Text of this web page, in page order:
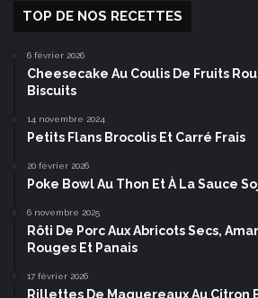
TOP DE NOS RECETTES
6 février 2026
Cheesecake Au Coulis De Fruits
Biscuits
14 novembre 2024
Petits Flans Brocolis Et Carré Frais
20 février 2026
Poke Bowl Au Thon Et À La Sauce
6 novembre 2025
Rôti De Porc Aux Abricots Secs,
Rouges Et Panais
17 février 2026
Rillettes De Maquereaux Au Citron